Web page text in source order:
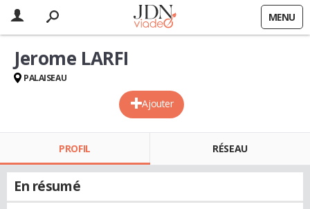
MENU
Ajouter
Jerome LARFI
PALAISEAU
PROFIL RÉSEAU
En résumé